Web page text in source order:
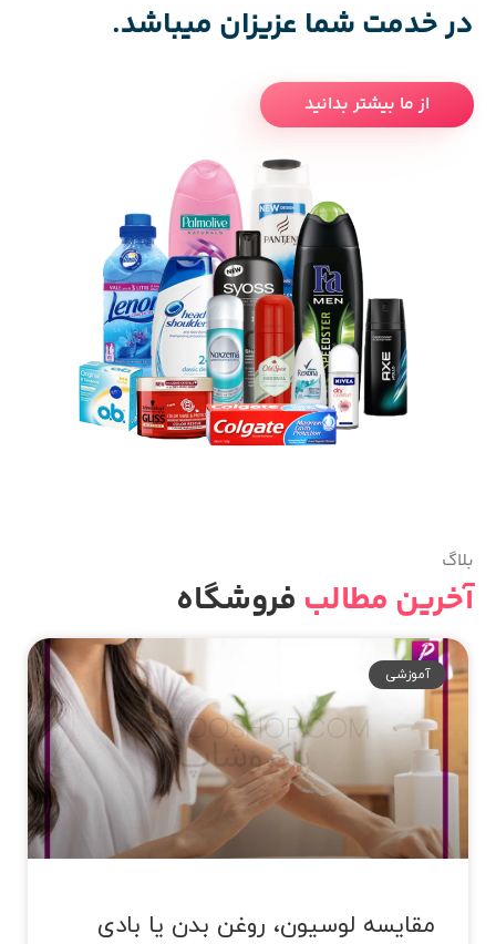
در خدمت شما عزیزان میباشد.
از ما بیشتر بدانید
بلاگ
آخرین مطالب فروشگاه
آموزشی
مقایسه لوسیون، روغن بدن یا بادی